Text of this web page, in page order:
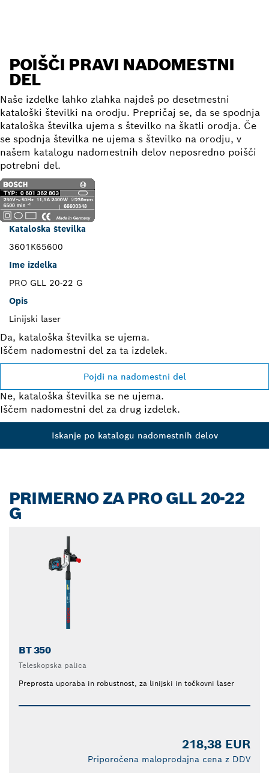
POIŠČI PRAVI NADOMESTNI
DEL
Naše izdelke lahko zlahka najdeš po desetmestni
kataloški številki na orodju. Prepričaj se, da se spodnja
kataloška številka ujema s številko na škatli orodja. Če
se spodnja številka ne ujema s številko na orodju, v
našem katalogu nadomestnih delov neposredno poišči
potrebni del.
Kataloška številka
3601K65600
Ime izdelka
PRO GLL 20-22 G
Opis
Linijski laser
Da, kataloška številka se ujema.
Iščem nadomestni del za ta izdelek.
Pojdi na nadomestni del
Ne, kataloška številka se ne ujema.
Iščem nadomestni del za drug izdelek.
Iskanje po katalogu nadomestnih delov
PRIMERNO ZA PRO GLL 20-22
G
BT 350
Teleskopska palica
Preprosta uporaba in robustnost, za linijski in točkovni laser
218,38 EUR
Priporočena maloprodajna cena z DDV